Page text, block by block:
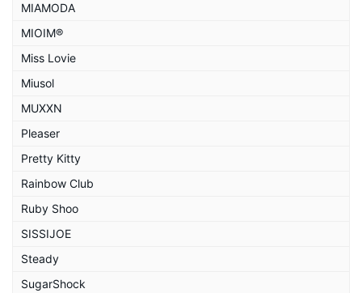
MIAMODA
MIOIM®
Miss Lovie
Miusol
MUXXN
Pleaser
Pretty Kitty
Rainbow Club
Ruby Shoo
SISSIJOE
Steady
SugarShock